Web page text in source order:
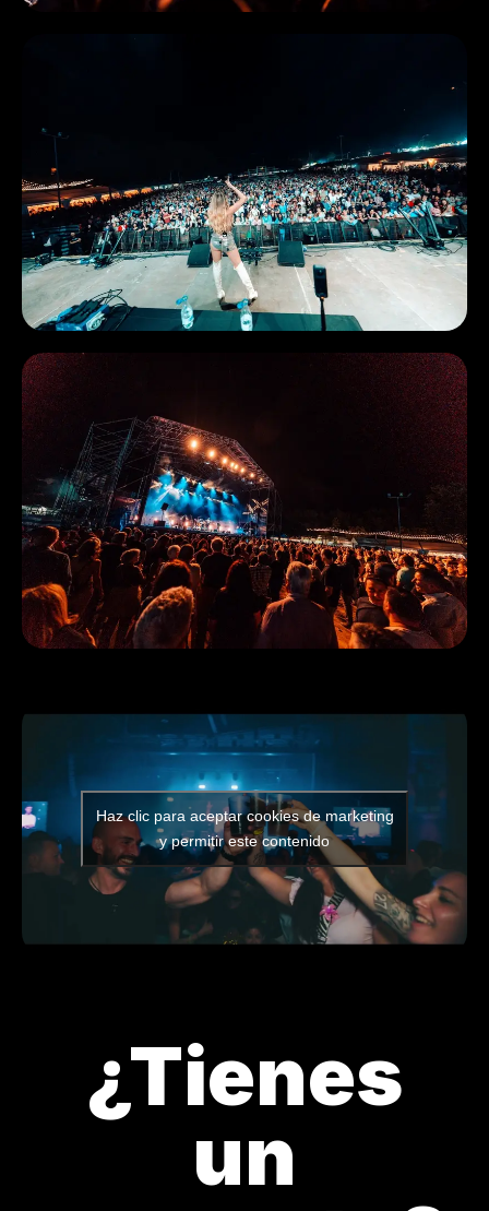
Haz clic para aceptar cookies de marketing
y permitir este contenido
¿Tienes
un